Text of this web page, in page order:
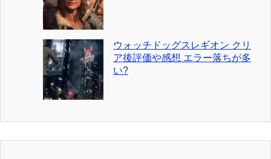
ウォッチドッグスレギオン クリ
ア後評価や感想 エラー落ちが多
い?